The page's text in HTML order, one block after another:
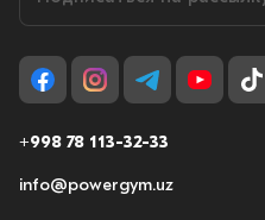
+998 78 113-32-33
info@powergym.uz